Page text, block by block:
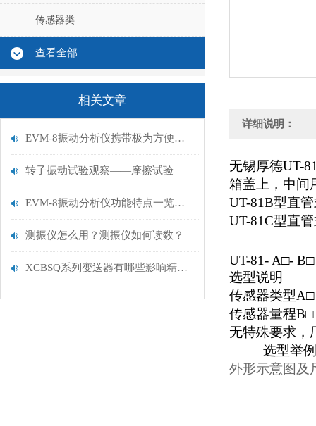
传感器类
查看全部
相关文章
EVM-8振动分析仪携带极为方便，功耗低性能可靠
转子振动试验观察——摩擦试验
EVM-8振动分析仪功能特点一览，小白快来看
测振仪怎么用？测振仪如何读数？
XCBSQ系列变送器有哪些影响精度的因素你要了解？
详细说明：
无锡厚德UT-
箱盖上，中间
UT-81B型直
UT-81C型直
UT-81- A□- B□
选型说明
传感器类型A
传感器量程B□
无特殊要求，
选型举
外形示意图及